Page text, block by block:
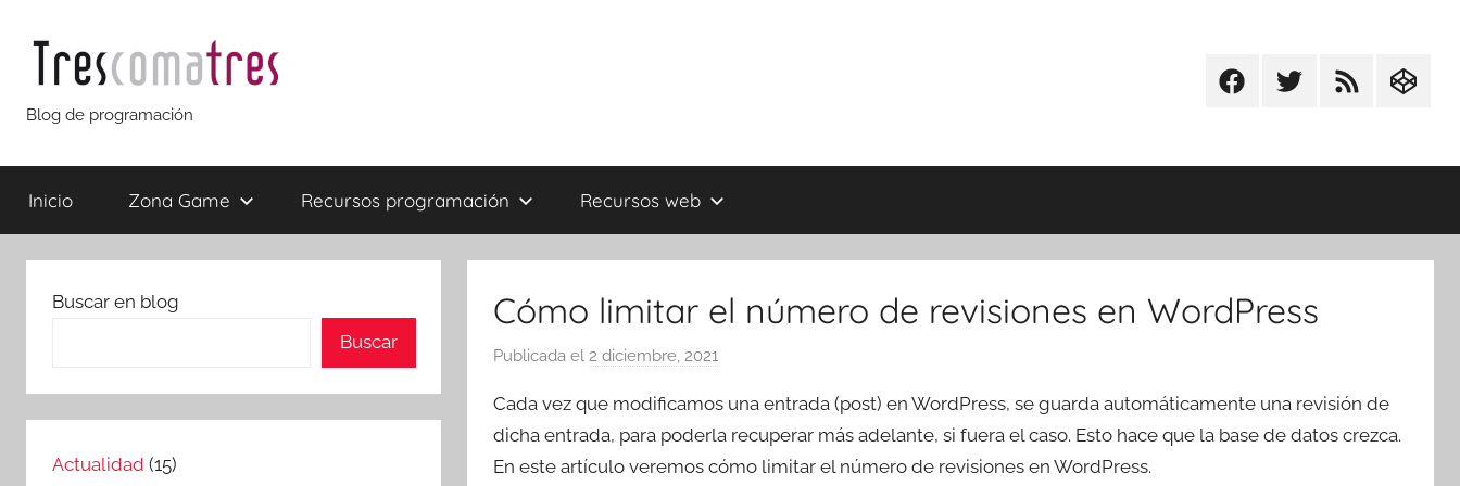
contenido
Trescomatres
Blog de programación
FacebookTwitterRSS
Inicio Zona Game Recursos programación Recursos web
Cómo limitar el número de revisiones en WordPress
Publicada el 2 diciembre, 2021p
r
T
r
Cada vez que modificamos una entrada (post) en WordPress, se guarda automáticamente una revisión de
dicha entrada, para poderla recuperar más adelante, si fuera el caso. Esto hace que la base de datos crezca.
En este artículo veremos cómo limitar el número de revisiones en WordPress.
Buscar en blog
Buscar
Actualidad (15)